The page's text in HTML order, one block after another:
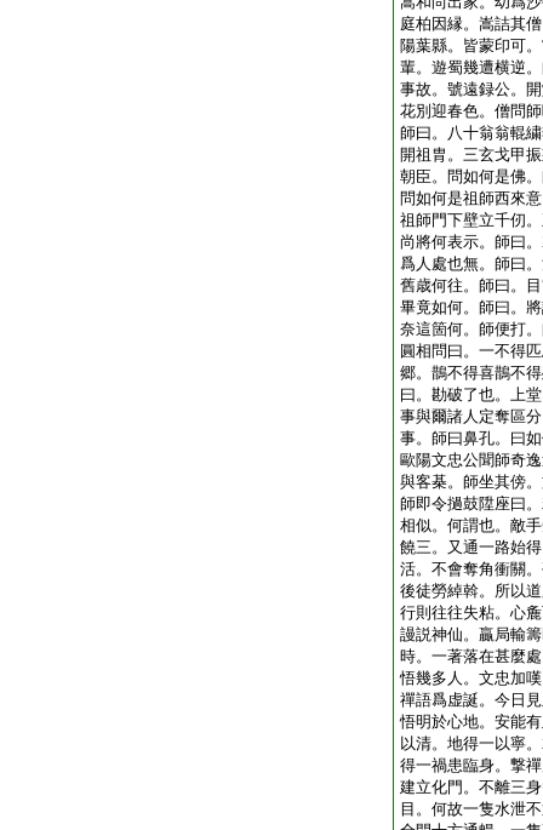
庭柏因縁。嵩詰其
陽葉縣。皆蒙印可
輩。遊蜀幾遭横逆
事故。號遠録公。
花別迎春色。僧問
師曰。八十翁翁輥
開祖胄。三玄戈甲
朝臣。問如何是佛
問如何是祖師西來
祖師門下壁立千仞
尚將何表示。師曰
爲人處也無。師曰
舊歳何往。師曰。
畢竟如何。師曰。
奈這箇何。師便打
圓相問曰。一不得
郷。鵲不得喜鵲不
曰。勘破了也。上
事與爾諸人定奪區
事。師曰鼻孔。曰
歐陽文忠公聞師奇
與客棊。師坐其傍
師即令撾鼓陞座曰
相似。何謂也。敵
饒三。又通一路始
活。不會奪角衝關
後徒勞綽斡。所以
行則往往失粘。心
謾説神仙。贏局輸
時。一著落在甚麼
悟幾多人。文忠加
禪語爲虚誕。今日
悟明於心地。安能
以清。地得一以寧
得一禍患臨身。撃
建立化門。不離三
目。何故一隻水泄